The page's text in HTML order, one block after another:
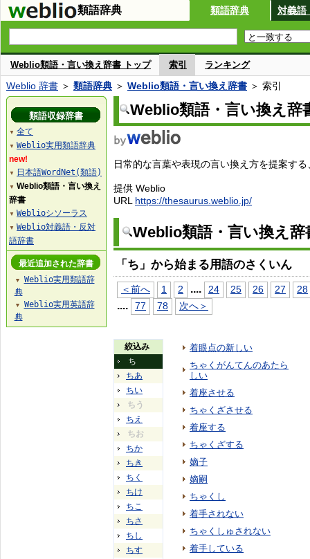
類語辞典 類語辞典 対義語
Weblio類語・言い換え辞書 トップ 索引 ランキング
Weblio 辞書 ＞ 類語辞典 ＞ Weblio類語・言い換え辞書 ＞ 索引
Weblio類語・言い換え辞
日常的な言葉や表現の言い換え方を提案す
提供 Weblio
URL https://thesaurus.weblio.jp/
Weblio類語・言い換え
「ち」から始まる用語のさくいん
＜前へ 1 2 .... 24 25 26 27 28
.... 77 78 次へ＞
絞込み
ち
ちあ
ちい
ちう
ちえ
ちお
ちか
ちき
ちく
ちけ
ちこ
ちさ
ちし
ちす
着眼点の新しい
ちゃくがんてんのあたら
しい
着座させる
ちゃくざさせる
着座する
ちゃくざする
嫡子
嫡嗣
ちゃくし
着手されない
ちゃくしゅされない
着手している
類語収録辞書
▼ 全て
▼ Weblio実用類語辞典
new!
▼ 日本語WordNet(類語)
▼ Weblio類語・言い換え
辞書
▼ Weblioシソーラス
▼ Weblio対義語・反対
語辞書
最近追加された辞書
▼
Weblio実用類語辞
典
▼
Weblio実用英語辞
典